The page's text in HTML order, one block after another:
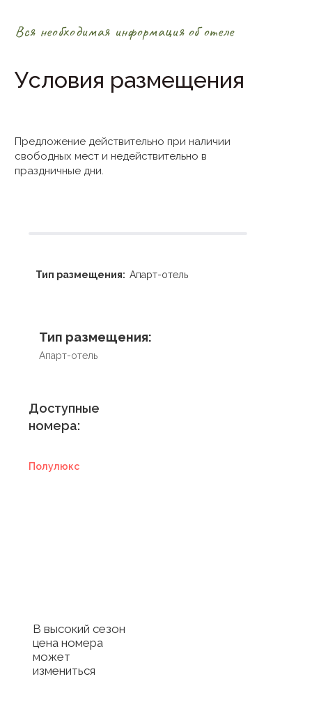
Вся необходимая информация об отеле
Условия размещения
Предложение действительно при наличии
свободных мест и недействительно в
праздничные дни.
Тип размещения: Апарт-отель
Тип размещения:
Апарт-отель
Доступные
номера:
Полулюкс
В высокий сезон
цена номера
может
измениться